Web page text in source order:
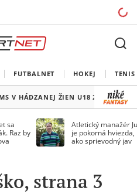
FUTBALNET HOKEJ TENIS
MS V HÁDZANEJ ŽIEN U18 2026
sa
Raz by
Atletický manažér
je pokorná
ako sprievodný jav
strana 3